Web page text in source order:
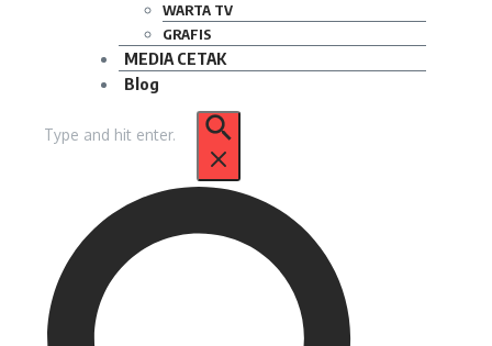
WARTA TV
GRAFIS
MEDIA CETAK
Blog
untuk: